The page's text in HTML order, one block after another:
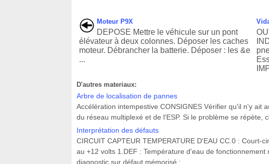
Moteur P9X
DEPOSE Mettre le véhicule sur un pont
élévateur à deux colonnes. Déposer les caches
moteur. Débrancher la batterie. Déposer : les &e
...
D'autres materiaux:
Arbre de localisation de pannes
Accélération intempestive CONSIGNES Vérifier qu'il n'y ait
du réseau multiplexé et de l'ESP. Si le problème se répète,
Interprétation des défauts
CIRCUIT CAPTEUR TEMPERATURE D'EAU CC.0 :
au +12 volts 1.DEF : Température d'eau de
diagnostic sur défaut mémorisé : ...